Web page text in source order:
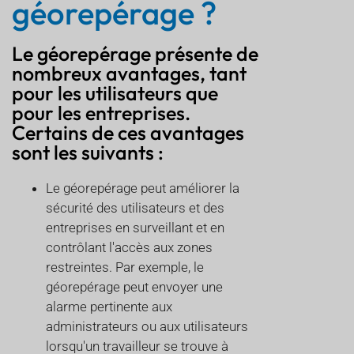
géorepérage ?
Le géorepérage présente de
nombreux avantages, tant
pour les utilisateurs que
pour les entreprises.
Certains de ces avantages
sont les suivants :
Le géorepérage peut améliorer la
sécurité des utilisateurs et des
entreprises en surveillant et en
contrôlant l'accès aux zones
restreintes. Par exemple, le
géorepérage peut envoyer une
alarme pertinente aux
administrateurs ou aux utilisateurs
lorsqu'un travailleur se trouve à